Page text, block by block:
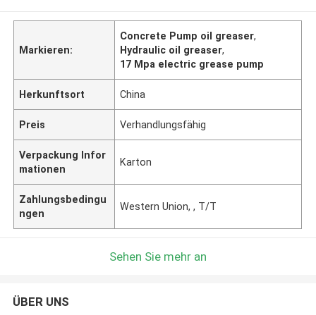
Markieren:
Concrete Pump oil greaser,
Hydraulic oil greaser,
17 Mpa electric grease pump
Herkunftsort China
Preis Verhandlungsfähig
Verpackung Infor
mationen
Karton
Zahlungsbedingu
ngen
Western Union, , T/T
Sehen Sie mehr an
ÜBER UNS